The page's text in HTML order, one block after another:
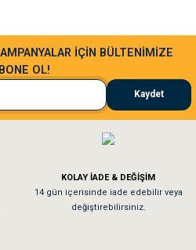
olmalı.
Gönder
fimrasın da bir sorun yaşadım ve arkadaşlar
bayıldım
İÇİN BÜLTENİMİZE
OL!
Kaydet
KOLAY İADE & DEĞİŞİM
14 gün içerisinde iade edebilir veya
değiştirebilirsiniz.